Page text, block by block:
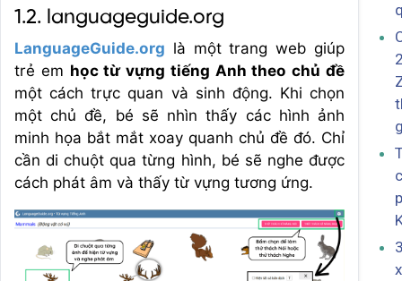
1.2. languageguide.org
LanguageGuide.org là một trang web giúp
trẻ em học từ vựng tiếng Anh theo chủ đề
một cách trực quan và sinh động. Khi chọn
một chủ đề, bé sẽ nhìn thấy các hình ảnh
minh họa bắt mắt xoay quanh chủ đề đó. Chỉ
cần di chuột qua từng hình, bé sẽ nghe được
cách phát âm và thấy từ vựng tương ứng.